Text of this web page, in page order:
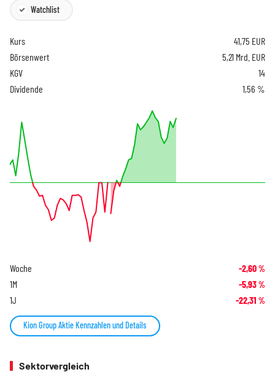
Watchlist
Kurs 41,75 EUR
Börsenwert
5,21 Mrd. EUR
KGV
14
Dividende
1,56 %
Woche -2,60%
1M -5,93%
1J -22,31 %
Kion Group Aktie Kennzahlen und Details
Sektorvergleich